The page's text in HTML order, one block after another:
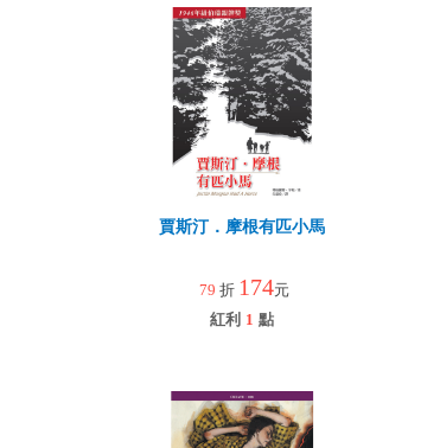
賈斯汀．摩根有匹小馬
79 折 174元
紅利 1 點